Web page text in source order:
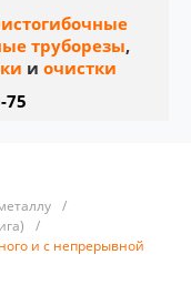
труборезы,
и очистки
75
/
/
и с непрерывной